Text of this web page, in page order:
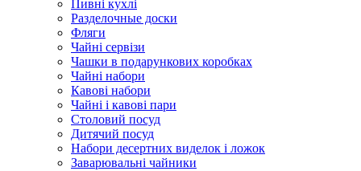
Пивні кухлі
Разделочные доски
Фляги
Чайні сервізи
Чашки в подарункових коробках
Чайні набори
Кавові набори
Чайні і кавові пари
Столовий посуд
Дитячий посуд
Набори десертних виделок і ложок
Заварювальні чайники